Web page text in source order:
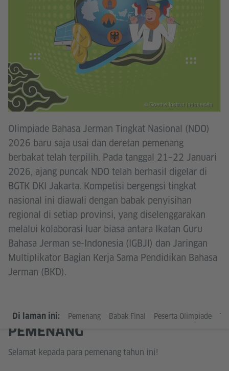
Olimpiade Bahasa Jerman Tingkat Nasional (NDO)
2026 baru saja usai dan deretan pemenang
berbakat telah terpilih. Pada tanggal 21–22 Januari
2026, ajang puncak NDO telah berhasil digelar di
BGTK DKI Jakarta. Kompetisi bergengsi tingkat
nasional ini diawali dengan babak penyisihan
regional di setiap provinsi, yang diselenggarakan
melalui kolaborasi luar biasa antara Ikatan Guru
Bahasa Jerman se-Indonesia (IGBJI) dan Jaringan
Multiplikator Bagian Kerja Sama Pendidikan Bahasa
Jerman (BKD).
© Goethe-Institut Indonesien
Di laman ini: Pemenang Babak Final Peserta Olimpiade
PEMENANG
Selamat kepada para pemenang tahun ini!